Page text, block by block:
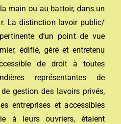
main ou au battoir, dans un
La distinction lavoir public/
d’un point de vue
édifié, géré et entretenu
de droit à toutes
représentantes de
gestion des lavoirs privés,
entreprises et accessibles
à leurs ouvriers, étaient